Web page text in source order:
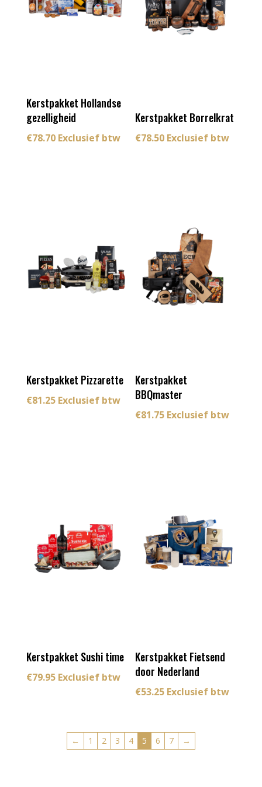
Kerstpakket Hollandse
gezelligheid
€78.70 Exclusief btw
Kerstpakket Borrelkrat
€78.50 Exclusief btw
Kerstpakket Pizzarette
€81.25 Exclusief btw
Kerstpakket
BBQmaster
€81.75 Exclusief btw
Kerstpakket Sushi time
€79.95 Exclusief btw
Kerstpakket Fietsend
door Nederland
€53.25 Exclusief btw
← 1 2 3 4 5 6 7 →